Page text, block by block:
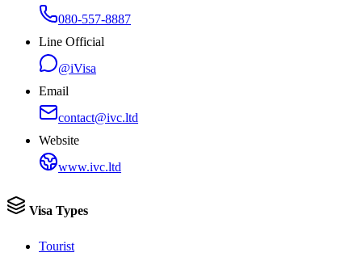
080-557-8887
Line Official
@iVisa
Email
contact@ivc.ltd
Website
www.ivc.ltd
Visa Types
Tourist